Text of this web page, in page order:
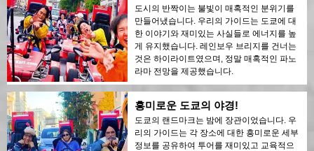
도시의 반짝이는 불빛이 매혹적인 분위기를
만들어냈습니다. 우리의 가이드는 도쿄에 대
한 이야기와 재미있는 사실들로 에너지를 높
게 유지했습니다. 레인보우 브리지를 건너는
것은 하이라이트였으며, 정말 매혹적인 파노
라마 전망을 제공했습니다.
흥미로운 도쿄의 야경!
도쿄의 랜드마크는 밤에 장관이었습니다. 우
리의 가이드는 각 장소에 대한 흥미로운 세부
정보를 공유하여 투어를 재미있고 교육적으